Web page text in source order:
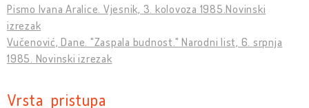
Pismo Ivana Aralice. Vjesnik, 3. kolovoza 1985.Novinski
izrezak
Vučenović, Dane. "Zaspala budnost." Narodni list, 6. srpnja
1985. Novinski izrezak
Vrsta pristupa